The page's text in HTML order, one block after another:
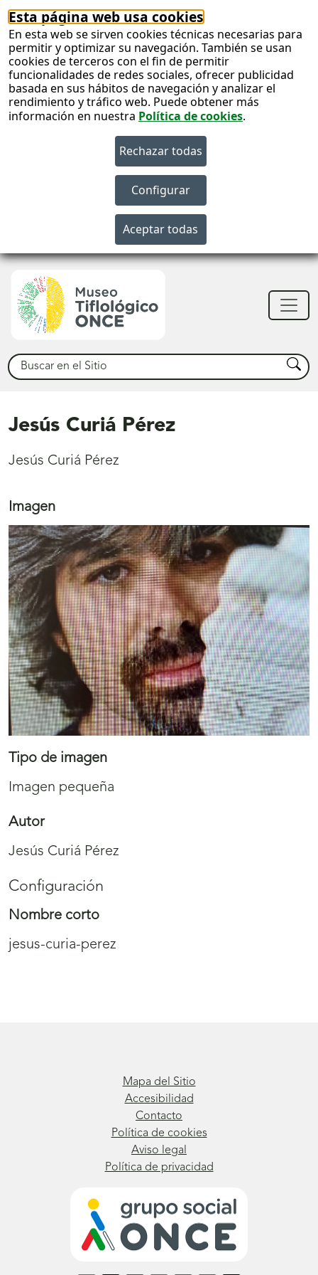
Esta página web usa cookies
En esta web se sirven cookies técnicas necesarias para
permitir y optimizar su navegación. También se usan
cookies de terceros con el fin de permitir
funcionalidades de redes sociales, ofrecer publicidad
basada en sus hábitos de navegación y analizar el
rendimiento y tráfico web. Puede obtener más
información en nuestra Política de cookies.
Buscar Buscar
Jesús Curiá Pérez
Jesús Curiá Pérez
Imagen
Tipo de imagen
Imagen pequeña
Autor
Jesús Curiá Pérez
Configuración
Nombre corto
jesus-curia-perez
Mapa del Sitio
Accesibilidad
Contacto
Política de cookies
Aviso legal
Política de privacidad